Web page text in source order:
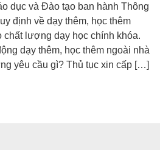
dục và Đào tạo ban hành Thông
định về dạy thêm, học thêm
chất lượng dạy học chính khóa.
dạy thêm, học thêm ngoài nhà
yêu cầu gì? Thủ tục xin cấp […]